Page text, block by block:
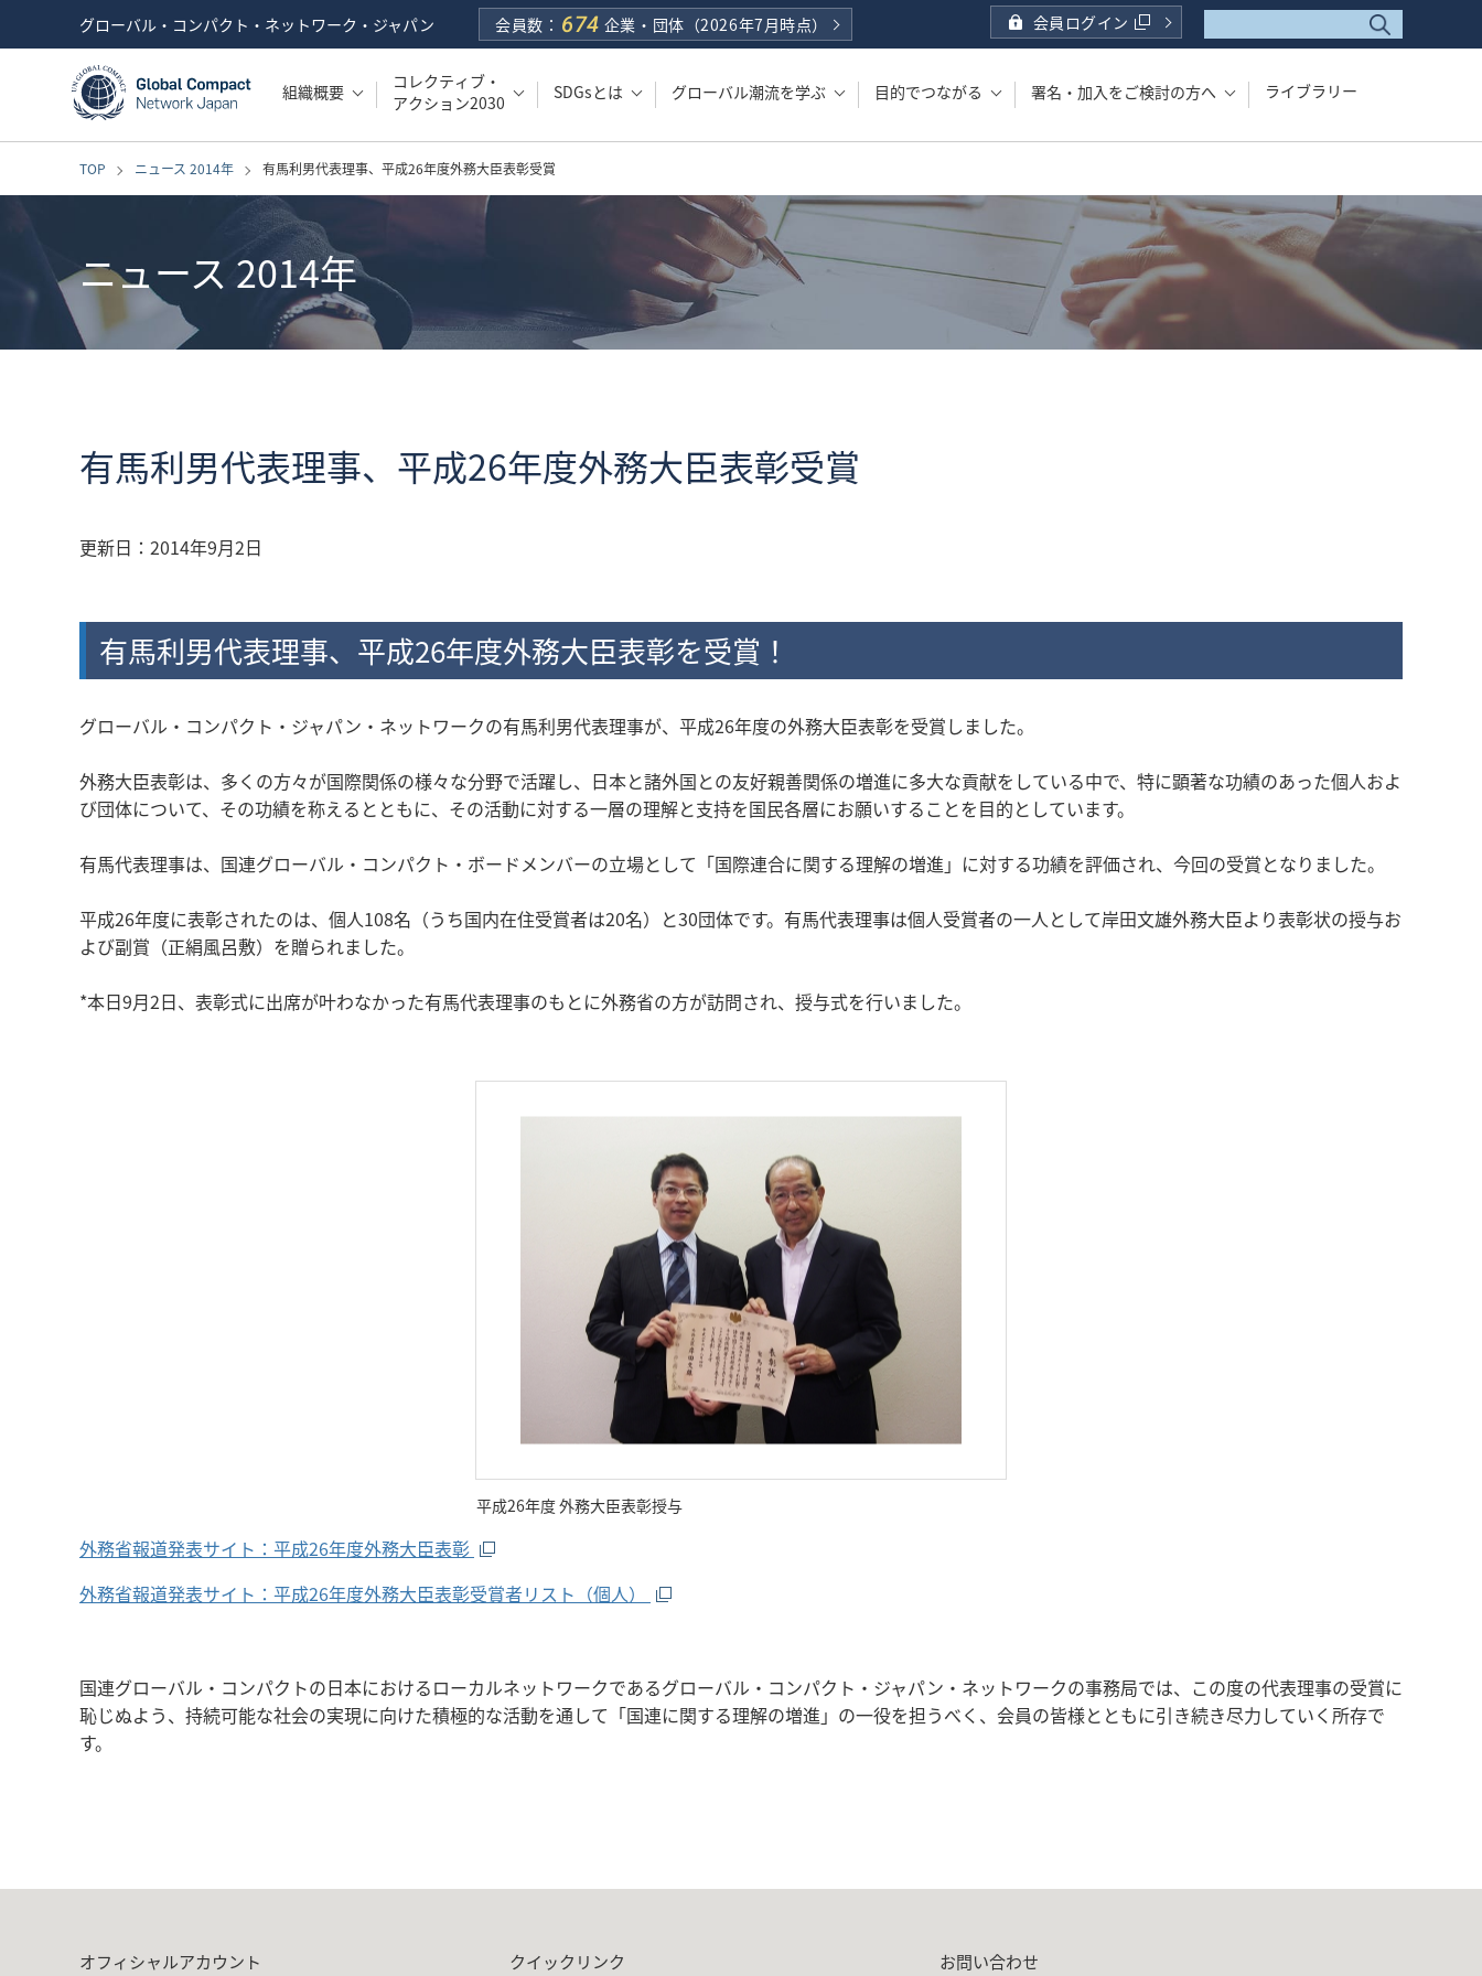
組織概要
コレクティブ・
アクション2030
SDGsとは グローバル潮流を学ぶ 目的でつながる 署名・加入をご検討の方へ ライブラリー
グローバル・コンパクト・ネットワーク・ジャパン 会員数： 674 企業・団体 （2026年7月時点） 会員ログイン
TOP ニュース 2014年 有馬利男代表理事、平成26年度外務大臣表彰受賞
ニュース 2014年
有馬利男代表理事、平成26年度外務大臣表彰受賞
更新日： 2014年9月2日
有馬利男代表理事、平成26年度外務大臣表彰を受賞！
グローバル・コンパクト・ジャパン・ネットワークの有馬利男代表理事が、平成26年度の外務大臣表彰を受賞しました。
外務大臣表彰は、多くの方々が国際関係の様々な分野で活躍し、日本と諸外国との友好親善関係の増進に多大な貢献をしている中で、特に顕著な功績のあった個人およ
び団体について、その功績を称えるとともに、その活動に対する一層の理解と支持を国民各層にお願いすることを目的としています。
有馬代表理事は、国連グローバル・コンパクト・ボードメンバーの立場として「国際連合に関する理解の増進」に対する功績を評価され、今回の受賞となりました。
平成26年度に表彰されたのは、個人108名（うち国内在住受賞者は20名）と30団体です。有馬代表理事は個人受賞者の一人として岸田文雄外務大臣より表彰状の授与お
よび副賞（正絹風呂敷）を贈られました。
*本日9月2日、表彰式に出席が叶わなかった有馬代表理事のもとに外務省の方が訪問され、授与式を行いました。
平成26年度 外務大臣表彰授与
外務省報道発表サイト：平成26年度外務大臣表彰
外務省報道発表サイト：平成26年度外務大臣表彰受賞者リスト（個人）
国連グローバル・コンパクトの日本におけるローカルネットワークであるグローバル・コンパクト・ジャパン・ネットワークの事務局では、この度の代表理事の受賞に
恥じぬよう、持続可能な社会の実現に向けた積極的な活動を通して「国連に関する理解の増進」の一役を担うべく、会員の皆様とともに引き続き尽力していく所存で
す。
オフィシャルアカウント クイックリンク お問い合わせ